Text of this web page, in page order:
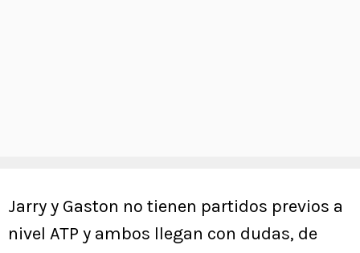
Jarry y Gaston no tienen partidos previos a
nivel ATP y ambos llegan con dudas, de